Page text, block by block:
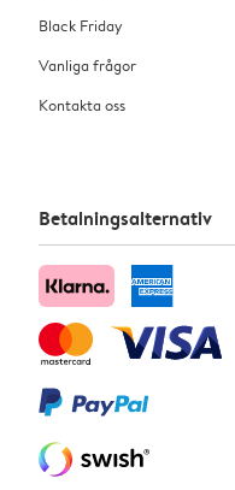
Black Friday
Vanliga frågor
Kontakta oss
Betalningsalternativ